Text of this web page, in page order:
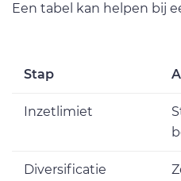
Een tabel kan helpen bij
Stap
Inzetlimiet
Diversificatie